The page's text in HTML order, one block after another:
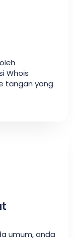
Whois
tangan yang
umum, anda